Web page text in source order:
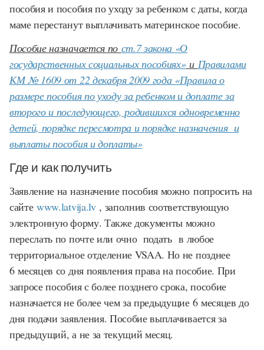
пособия и пособия по уходу за ребенком с даты, когда
маме перестанут выплачивать материнское пособие.
Пособие назначается по ст.7 закона «О
государственных социальных пособиях»и Правилами
КМ № 1609 от 22 декабря 2009 года «Правила о
размере пособия по уходу за ребенком и доплате за
второго и последующего, родившихся одновременно
детей, порядке пересмотра и порядке назначения и
выплаты пособия и доплаты»
Где и как получить
Заявление на назначение пособия можно попросить на
сайтеwww.latvija.lv , заполнив соответствующую
электронную форму. Также документы можно
переслать по почте или очно подать в любое
территориальное отделение VSAA. Но не позднее
6 месяцев со дня появления права на пособие. При
запросе пособия с более позднего срока, пособие
назначается не более чем за предыдущие 6 месяцев до
дня подачи заявления. Пособие выплачивается за
предыдущий, а не за текущий месяц.